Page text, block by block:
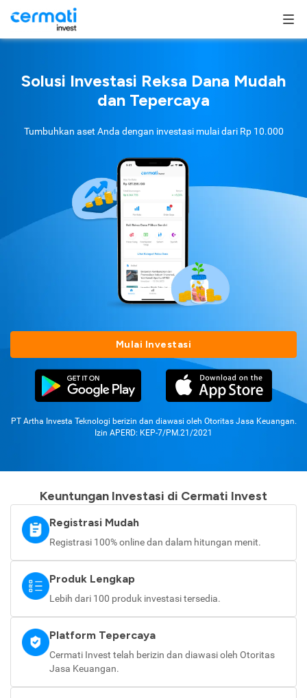
Solusi Investasi Reksa Dana Mudah
dan Tepercaya
Tumbuhkan aset Anda dengan investasi mulai dari Rp 10.000
Mulai Investasi
PT Artha Investa Teknologi berizin dan diawasi oleh Otoritas Jasa Keuangan.
Izin APERD: KEP-7/PM.21/2021
Keuntungan Investasi di Cermati Invest
Registrasi Mudah
Registrasi 100% online dan dalam hitungan menit.
Produk Lengkap
Lebih dari 100 produk investasi tersedia.
Platform Tepercaya
Cermati Invest telah berizin dan diawasi oleh Otoritas
Jasa Keuangan.